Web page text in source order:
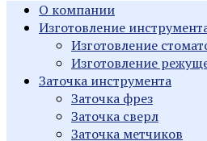
О компании
Изготовление
Изготовление
Изготовление
Заточка инструмента
Заточка фрез
Заточка сверл
Заточка метчиков